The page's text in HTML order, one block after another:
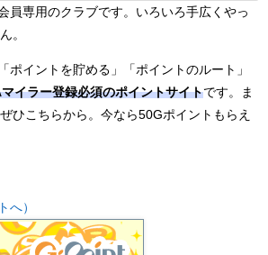
員専用のクラブです。いろいろ手広くやっ
。
ポイントを貯める」「ポイントのルート」
イラー登録必須のポイントサイトです。ま
ひこちらから。今なら50Gポイントもらえ
へ）